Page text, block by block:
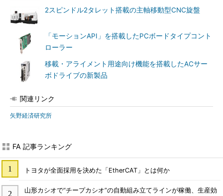
2スピンドル2タレット搭載の主軸移動型CNC旋盤
「モーションAPI」を搭載したPCボードタイプコント
ローラー
移載・アライメント用途向け機能を搭載したACサー
ボドライブの新製品
関連リンク
矢野経済研究所
FA 記事ランキング
トヨタが全面採用を決めた「EtherCAT」とは何か
山形カシオで“チープカシオ”の自動組み立てラインが稼働、生産効